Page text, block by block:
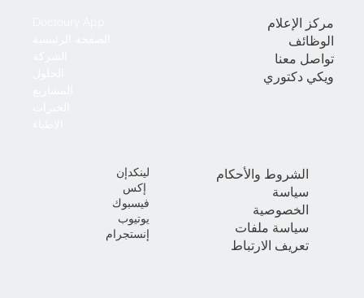
مركز الإعلام
الوظائف
تواصل معنا
ويكي دكتوري
الشروط والأحكام
سياسة
الخصوصية
سياسة ملفات
تعريف الارتباط
لينكدإن
فيسبوك
يوتيوب
إنستجرام